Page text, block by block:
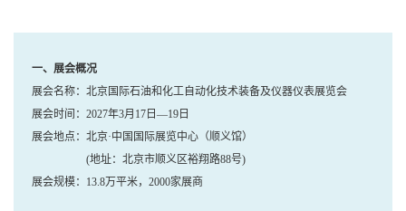
一、展会概况
展会名称：北京国际石油和化工自动化技术装备及仪器仪表展览会
展会时间：2027年3月17日—19日
展会地点：北京·中国国际展览中心（顺义馆）
(地址：北京市顺义区裕翔路88号)
展会规模：13.8万平米，2000家展商